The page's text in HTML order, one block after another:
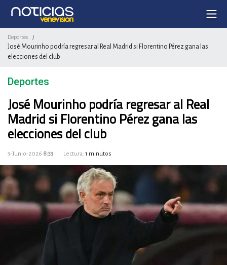
Deportes /
José Mourinho podría regresar al Real Madrid si Florentino Pérez gana las
elecciones del club
Deportes
José Mourinho podría regresar al Real
Madrid si Florentino Pérez gana las
elecciones del club
3-Junio-2026 8:33 Lectura: 1 minutos